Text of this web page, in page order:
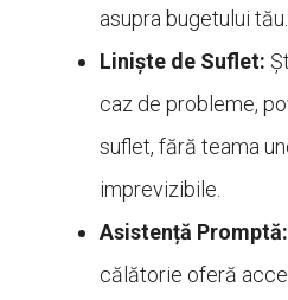
asupra bugetului tău.
Liniște de Suflet:
caz de probleme,
suflet, fără teama
imprevizibile.
Asistență Promptă:
călătorie oferă